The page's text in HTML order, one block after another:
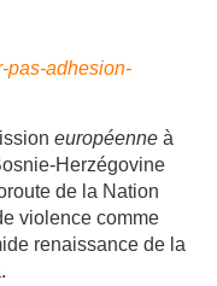
pas-adhesion-
européenne à
Herzégovine
de la Nation
violence comme
renaissance de la